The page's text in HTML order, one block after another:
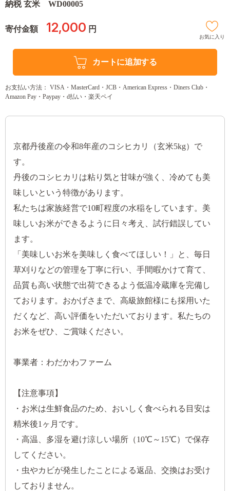
納税 玄米 WD00005
寄付金額 12,000 円
お気に入り
カートに追加する
お支払い方法： VISA・MasterCard・JCB・American Express・Diners Club・
Amazon Pay・Paypay・d払い・楽天ペイ
京都丹後産の令和8年産のコシヒカリ（玄米5kg）で
す。
丹後のコシヒカリは粘り気と甘味が強く、冷めても美
味しいという特徴があります。
私たちは家族経営で10町程度の水稲をしています。美
味しいお米ができるように日々考え、試行錯誤してい
ます。
「美味しいお米を美味しく食べてほしい！」と、毎日
草刈りなどの管理を丁寧に行い、手間暇かけて育て、
品質も高い状態で出荷できるよう低温冷蔵庫を完備し
ております。おかげさまで、高級旅館様にも採用いた
だくなど、高い評価をいただいております。私たちの
お米をぜひ、ご賞味ください。
事業者：わだかわファーム
【注意事項】
・お米は生鮮食品のため、おいしく食べられる目安は
精米後1ヶ月です。
・高温、多湿を避け涼しい場所（10℃～15℃）で保存
してください。
・虫やカビが発生したことによる返品、交換はお受け
しておりません。